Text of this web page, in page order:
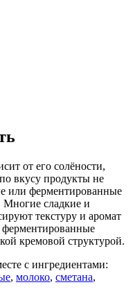
от его солёности,
вкусу продукты не
или ферментированные
Многие сладкие и
текстуру и аромат
кремовой структурой.
с ингредиентами:
, молоко, сметана,